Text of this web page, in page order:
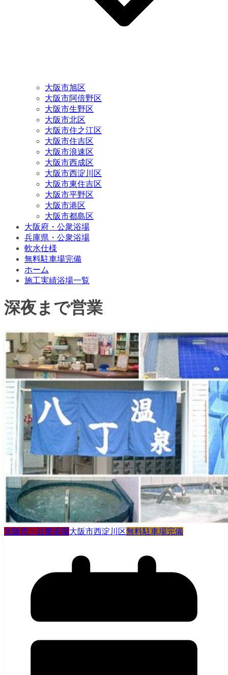
大阪市旭区
大阪市阿倍野区
大阪市生野区
大阪市北区
大阪市住之江区
大阪市住吉区
大阪市浪速区
大阪市西成区
大阪市西淀川区
大阪市東住吉区
大阪市平野区
大阪市港区
大阪市都島区
大阪府・公衆浴場
兵庫県・公衆浴場
軟水仕様
無料駐車場完備
ホーム
施工実績浴場一覧
深夜まで営業
大阪市・公衆浴場大阪市西淀川区無料駐車場完備